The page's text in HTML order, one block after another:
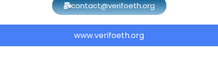
contact@verifoeth.org
www.verifoeth.org